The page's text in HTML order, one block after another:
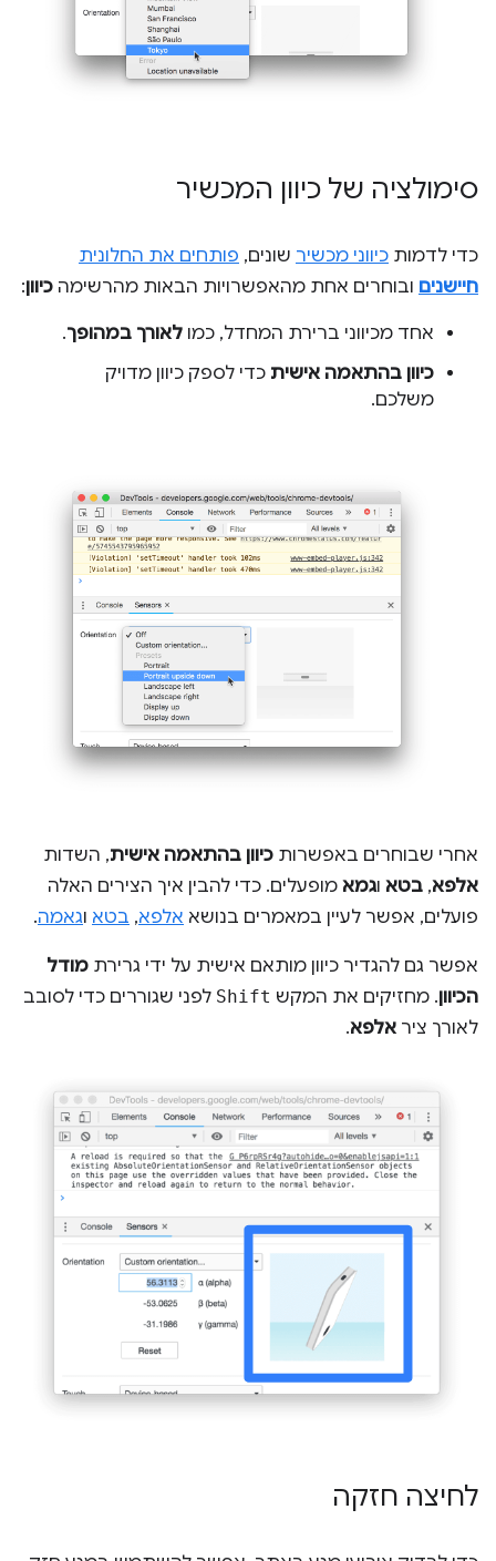
סימולציה של כיוון המכשיר
כדי לדמות כיווני מכשיר שונים, פותחים את החלונית
חיישנים ובוחרים אחת מהאפשרויות הבאות מהרשימה כיוון:
אחד מכיווני ברירת המחדל, כמו לאורך במהופך.
כיוון בהתאמה אישית כדי לספק כיוון מדויק
משלכם.
אחרי שבוחרים באפשרות כיוון בהתאמה אישית, השדות
אלפא, בטא וגמא מופעלים. כדי להבין איך הצירים האלה
פועלים, אפשר לעיין במאמרים בנושא אלפא, בטא וגאמה.
אפשר גם להגדיר כיוון מותאם אישית על ידי גרירת מודל
הכיוון. מחזיקים את המקש Shift לפני שגוררים כדי לסובב
לאורך ציר אלפא.
לחיצה חזקה